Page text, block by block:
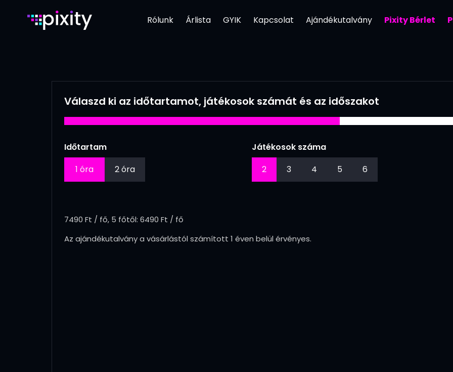
Rólunk Árlista GYIK Kapcsolat Ajándékutalvány Pixity Bérlet
Válaszd ki az időtartamot, játékosok számát és az időszakot
Időtartam
1 óra
2 óra
Játékosok száma
2
3 4 5 6
7490 Ft / fő, 5 főtől: 6490 Ft / fő
Az ajándékutalvány a vásárlástól számított 1 éven belül érvényes.